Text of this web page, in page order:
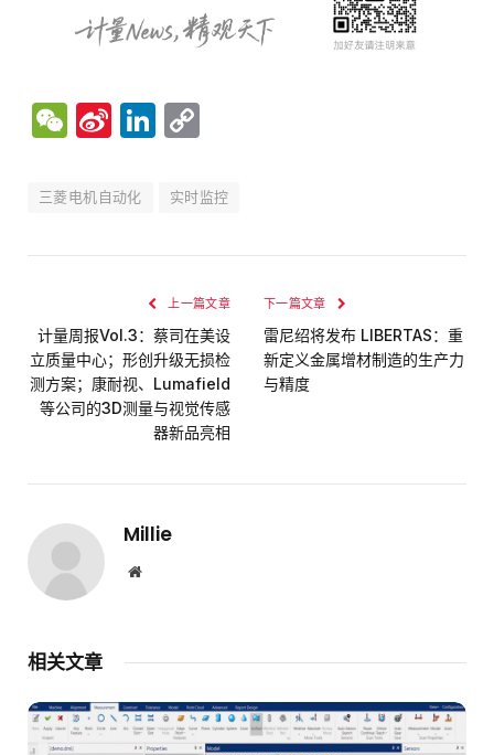
WeChat
Sina
Weibo
LinkedIn
三菱电机自动化 实时监控
上一篇文章
计量周报Vol.3：蔡司在美设
立质量中心；形创升级无损检
测方案；康耐视、Lumafield
等公司的3D测量与视觉传感
器新品亮相
下一篇文章
雷尼绍将发布 LIBERTAS：重
新定义金属增材制造的生产力
与精度
Millie
网
相关文章